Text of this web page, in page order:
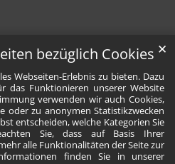
bezüglich Cookies
Webseiten-Erlebnis zu bieten. Dazu
das Funktionieren unserer Website
verwenden wir auch Cookies,
oder zu anonymen Statistikzwecken
entscheiden, welche Kategorien Sie
Sie, dass auf Basis Ihrer
alle Funktionalitäten der Seite zur
finden Sie in unserer
✕